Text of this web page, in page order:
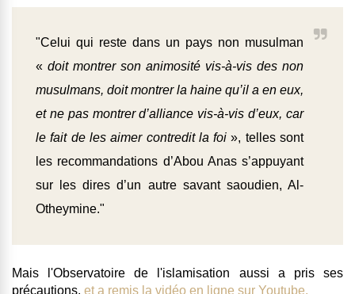
"Celui qui reste dans un pays non musulman
« doit montrer son animosité vis-à-vis des non
musulmans, doit montrer la haine qu’il a en eux,
et ne pas montrer d’alliance vis-à-vis d’eux, car
le fait de les aimer contredit la foi », telles sont
les recommandations d’Abou Anas s’appuyant
sur les dires d’un autre savant saoudien, Al-
Otheymine."
Mais l'Observatoire de l'islamisation aussi a pris ses
précautions, et a remis la vidéo en ligne sur Youtube.